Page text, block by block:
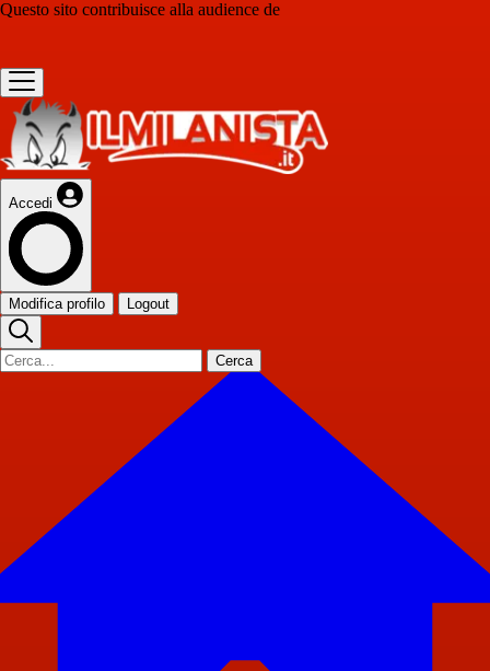
Questo sito contribuisce alla audience de
Accedi
Modifica profilo Logout
Cerca